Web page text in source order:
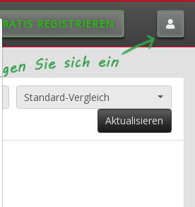
GRATIS REGISTRIEREN
Standard-Vergleich
Aktualisieren